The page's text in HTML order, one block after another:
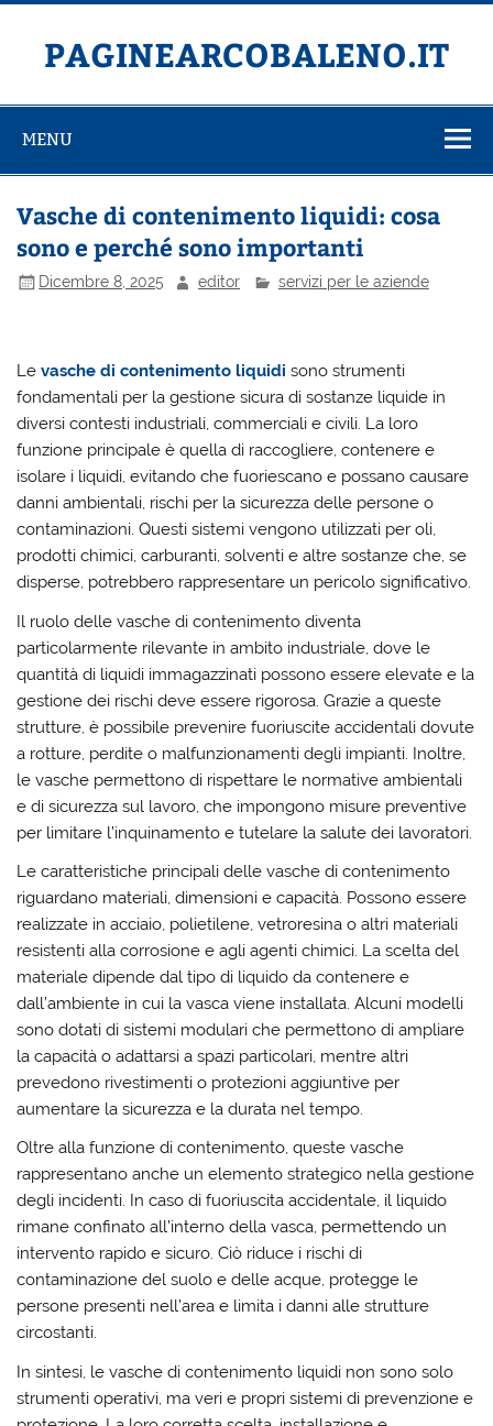
Salta
contenutoPAGINEARCOBALENO.IT
MENU
Vasche di contenimento liquidi: cosa
sono e perché sono importanti
Dicembre 8, 2025 editor servizi per le aziende
Levasche di contenimento liquidi sono strumenti
fondamentali per la gestione sicura di sostanze liquide in
diversi contesti industriali, commerciali e civili. La loro
funzione principale è quella di raccogliere, contenere e
isolare i liquidi, evitando che fuoriescano e possano causare
danni ambientali, rischi per la sicurezza delle persone o
contaminazioni. Questi sistemi vengono utilizzati per oli,
prodotti chimici, carburanti, solventi e altre sostanze che, se
disperse, potrebbero rappresentare un pericolo significativo.
Il ruolo delle vasche di contenimento diventa
particolarmente rilevante in ambito industriale, dove le
quantità di liquidi immagazzinati possono essere elevate e la
gestione dei rischi deve essere rigorosa. Grazie a queste
strutture, è possibile prevenire fuoriuscite accidentali dovute
a rotture, perdite o malfunzionamenti degli impianti. Inoltre,
le vasche permettono di rispettare le normative ambientali
e di sicurezza sul lavoro, che impongono misure preventive
per limitare l’inquinamento e tutelare la salute dei lavoratori.
Le caratteristiche principali delle vasche di contenimento
riguardano materiali, dimensioni e capacità. Possono essere
realizzate in acciaio, polietilene, vetroresina o altri materiali
resistenti alla corrosione e agli agenti chimici. La scelta del
materiale dipende dal tipo di liquido da contenere e
dall’ambiente in cui la vasca viene installata. Alcuni modelli
sono dotati di sistemi modulari che permettono di ampliare
la capacità o adattarsi a spazi particolari, mentre altri
prevedono rivestimenti o protezioni aggiuntive per
aumentare la sicurezza e la durata nel tempo.
Oltre alla funzione di contenimento, queste vasche
rappresentano anche un elemento strategico nella gestione
degli incidenti. In caso di fuoriuscita accidentale, il liquido
rimane confinato all’interno della vasca, permettendo un
intervento rapido e sicuro. Ciò riduce i rischi di
contaminazione del suolo e delle acque, protegge le
persone presenti nell’area e limita i danni alle strutture
circostanti.
In sintesi, le vasche di contenimento liquidi non sono solo
strumenti operativi, ma veri e propri sistemi di prevenzione e